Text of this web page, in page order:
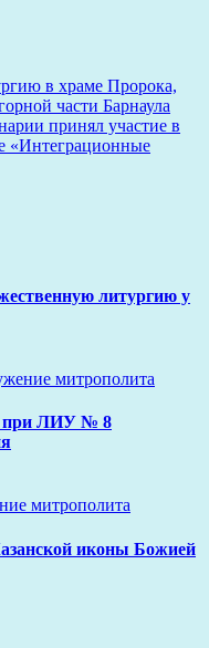
в храме Пророка,
части Барнаула
принял участие в
«Интеграционные
литургию у
митрополита
при ЛИУ № 8
митрополита
иконы Божией